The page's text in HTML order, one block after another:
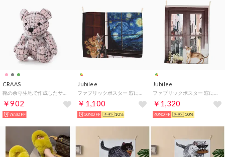
CRAAS
￥902
76%OFF
Jubilee
￥1,100
50%OFF 10%
Jubilee
￥1,320
40%OFF 10%